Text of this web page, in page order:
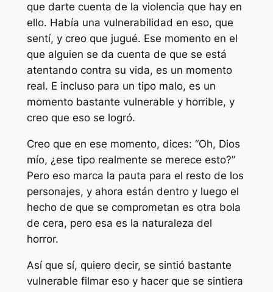
que darte cuenta de la violencia que hay en
ello. Había una vulnerabilidad en eso, que
sentí, y creo que jugué. Ese momento en el
que alguien se da cuenta de que se está
atentando contra su vida, es un momento
real. E incluso para un tipo malo, es un
momento bastante vulnerable y horrible, y
creo que eso se logró.
Creo que en ese momento, dices: “Oh, Dios
mío, ¿ese tipo realmente se merece esto?”
Pero eso marca la pauta para el resto de los
personajes, y ahora están dentro y luego el
hecho de que se comprometan es otra bola
de cera, pero esa es la naturaleza del
horror.
Así que sí, quiero decir, se sintió bastante
vulnerable filmar eso y hacer que se sintiera